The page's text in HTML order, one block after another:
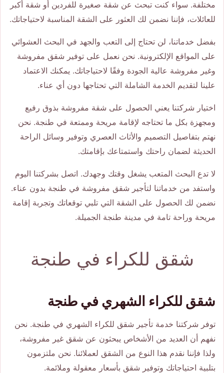
مختلفة. سواء كنت تبحث عن شقة صغيرة للفردين أو شقة أكبر
للعائلات، فإننا نضمن لك العثور على الشقة المناسبة لاحتياجاتك.
بفضل خدماتنا، لن تحتاج إلى التعب والجهد في البحث العشوائي
على المواقع الإلكترونية. نحن نعمل على توفير شقق مفروشة
وغير مفروشة عالية الجودة وفقًا لاحتياجاتك. يمكنك الاعتماد
علينا لتقديم الخدمة الشاملة التي تحتاجها دون أي عناء.
اختيار شركتنا يعني الحصول على شقة مفروشة بذوق رفيع
ومجهزة بكل ما تحتاجه لإقامة مريحة وممتعة في طنجة. نحن
نهتم بتفاصيل التصميم والأثاث العصري وتوفير وسائل الراحة
الحديثة لضمان راحتك واستمتاعك بإقامتك.
لا تدع البحث المتعب يشغل وقتك وجهدك. اتصل بشركتنا اليوم
واستفد من خدماتنا لتأجير شقق مفروشة في طنجة بدون عناء.
نضمن لك الحصول على الشقة التي تلبي توقعاتك وتجربة إقامة
مريحة وراحة تامة في مدينة طنجة الجميلة.
شقق للكراء في طنجة
شقق للكراء الشهري في طنجة
توفر شركتنا خدمة تأجير شقق للكراء الشهري في طنجة. نحن
نفهم أن العديد من الأشخاص يبحثون عن شقق غير مفروشة،
ولذا فإننا نقدم هذا النوع من الشقق لعملائنا. نحن ملتزمون
بتلبية احتياجاتك وتوفير شقق بأسعار معقولة وملائمة.